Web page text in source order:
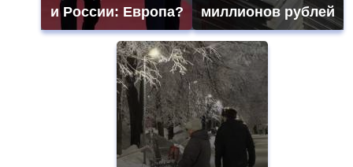
и России: Европа?
миллионов рублей